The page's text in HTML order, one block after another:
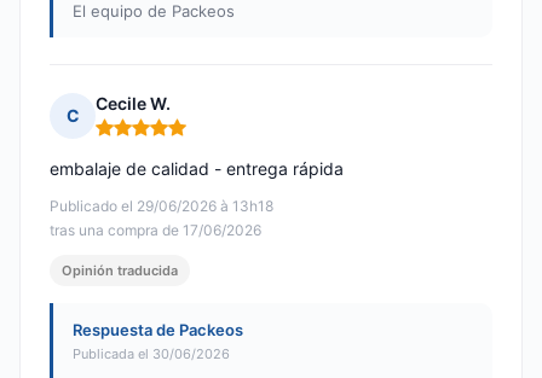
El equipo de Packeos
C
Cecile W.
Nota: 5 de 5
Publicado el 29/06/2026 à 13h18
tras una compra de 17/06/2026
embalaje de calidad - entrega rápida
Opinión traducida
Respuesta de Packeos
Publicada el 30/06/2026